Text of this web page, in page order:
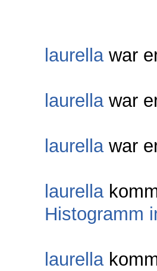
laurellawar
laurellawar
laurellawar
laurella
Histogramm
laurella